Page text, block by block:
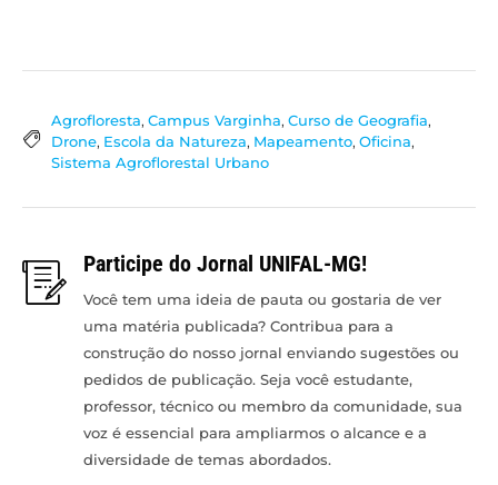
Agrofloresta, Campus Varginha, Curso de Geografia,
Drone, Escola da Natureza, Mapeamento, Oficina,
Sistema Agroflorestal Urbano
Participe do Jornal UNIFAL-MG!
Você tem uma ideia de pauta ou gostaria de ver
uma matéria publicada? Contribua para a
construção do nosso jornal enviando sugestões ou
pedidos de publicação. Seja você estudante,
professor, técnico ou membro da comunidade, sua
voz é essencial para ampliarmos o alcance e a
diversidade de temas abordados.